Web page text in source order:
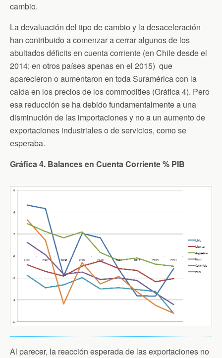
cambio.
La devaluación del tipo de cambio y la desaceleración
han contribuido a comenzar a cerrar algunos de los
abultados déficits en cuenta corriente (en Chile desde el
2014; en otros países apenas en el 2015) que
aparecieron o aumentaron en toda Suramérica con la
caída en los precios de los commodities (Gráfica 4). Pero
esa reducción se ha debido fundamentalmente a una
disminución de las importaciones y no a un aumento de
exportaciones industriales o de servicios, como se
esperaba.
Gráfica 4. Balances en Cuenta Corriente % PIB
Al parecer, la reacción esperada de las exportaciones no